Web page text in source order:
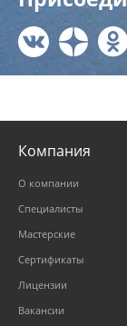
Компания
О компании
Специалисты
Мастерские
Сертификаты
Лицензии
Вакансии